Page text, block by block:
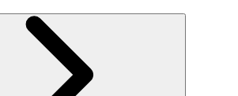
オンラインストア利用規約
プライバシーポリシー
特定商取引法に基づく表示
古物営業法に基づく表示